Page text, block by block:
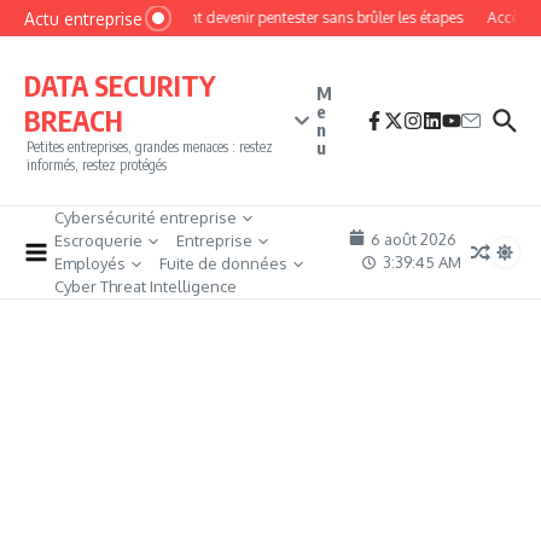
Aller au contenu
Actu entrepriseComment devenir pentester sans brûler les étapes Accès
DATA SECURITY
BREACH
Petites entreprises, grandes menaces : restez
informés, restez protégés
M
e
n
u
Cybersécurité entreprise
Escroquerie
Entreprise
Employés
Fuite de données
Cyber Threat Intelligence
6 août 2026
3:39:46 AM